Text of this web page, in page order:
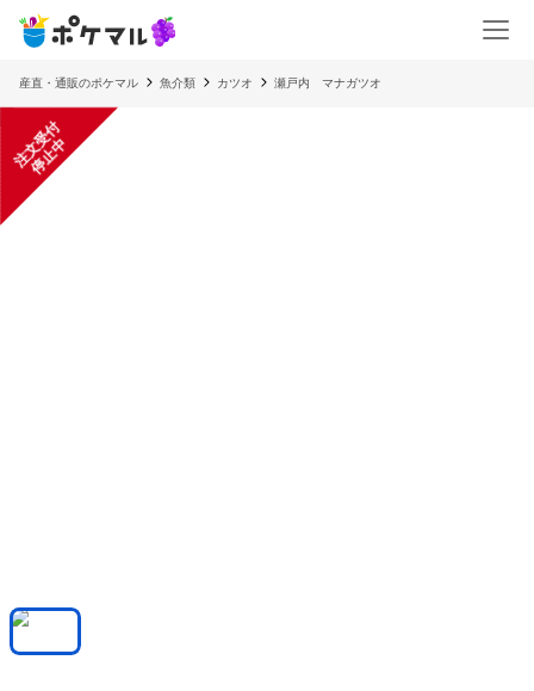
産直・通販のポケマル 魚介類 カツオ 瀬戸内 マナガツオ
注
文
受
付
停
止
中